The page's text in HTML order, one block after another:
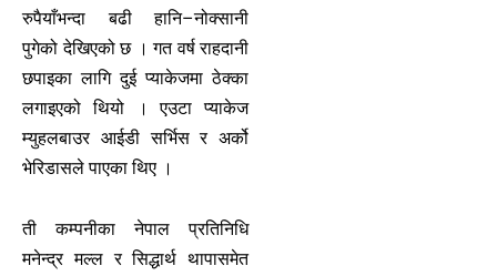
रुपैयाँभन्दा बढी हानि–नोक्सानी
पुगेको देखिएको छ । गत वर्ष राहदानी
छपाइका लागि दुई प्याकेजमा ठेक्का
लगाइएको थियो । एउटा प्याकेज
म्युहलबाउर आईडी सर्भिस र अर्को
भेरिडासले पाएका थिए ।
ती कम्पनीका नेपाल प्रतिनिधि
मनेन्द्र मल्ल र सिद्धार्थ थापासमेत